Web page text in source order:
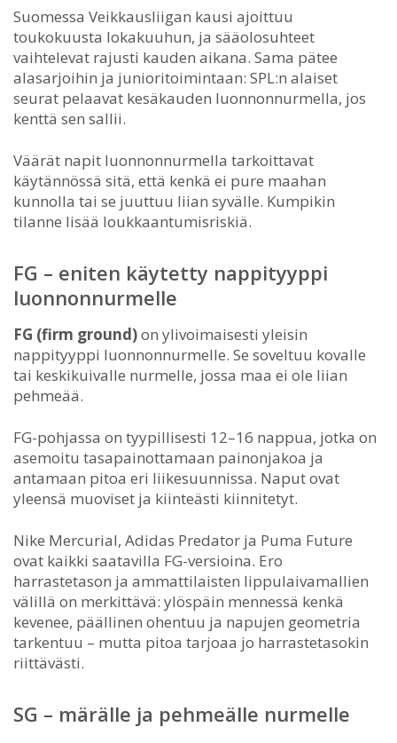
Suomessa Veikkausliigan kausi ajoittuu
toukokuusta lokakuuhun, ja sääolosuhteet
vaihtelevat rajusti kauden aikana. Sama pätee
alasarjoihin ja junioritoimintaan: SPL:n alaiset
seurat pelaavat kesäkauden luonnonnurmella, jos
kenttä sen sallii.
Väärät napit luonnonnurmella tarkoittavat
käytännössä sitä, että kenkä ei pure maahan
kunnolla tai se juuttuu liian syvälle. Kumpikin
tilanne lisää loukkaantumisriskiä.
FG – eniten käytetty nappityyppi
luonnonnurmelle
FG (firm ground)on ylivoimaisesti yleisin
nappityyppi luonnonnurmelle. Se soveltuu kovalle
tai keskikuivalle nurmelle, jossa maa ei ole liian
pehmeää.
FG-pohjassa on tyypillisesti 12–16 nappua, jotka on
asemoitu tasapainottamaan painonjakoa ja
antamaan pitoa eri liikesuunnissa. Naput ovat
yleensä muoviset ja kiinteästi kiinnitetyt.
Nike Mercurial, Adidas Predator ja Puma Future
ovat kaikki saatavilla FG-versioina. Ero
harrastetason ja ammattilaisten lippulaivamallien
välillä on merkittävä: ylöspäin mennessä kenkä
kevenee, päällinen ohentuu ja napujen geometria
tarkentuu – mutta pitoa tarjoaa jo harrastetasokin
riittävästi.
SG – märälle ja pehmeälle nurmelle